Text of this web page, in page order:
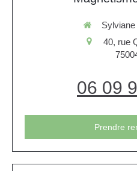
40, rue
06 09
Prendre